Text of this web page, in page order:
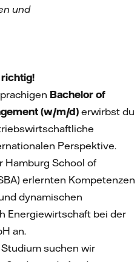
und
richtig!
Bachelor of
(w/m/d) erwirbst du
Perspektive.
Hamburg School of
erlernten Kompetenzen
dynamischen
Energiewirtschaft bei der
an.
suchen wir